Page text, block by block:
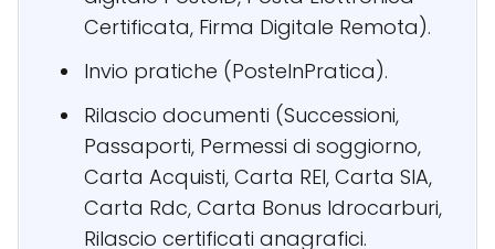
Certificata, Firma Digitale Remota).
Invio pratiche (PosteInPratica).
Rilascio documenti (Successioni,
Passaporti, Permessi di soggiorno,
Carta Acquisti, Carta REI, Carta SIA,
Carta Rdc, Carta Bonus Idrocarburi,
Rilascio certificati anagrafici.